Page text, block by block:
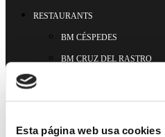
Esta página web usa cookies
RESTAURANTS
BM CÉSPEDES
BM CRUZ DEL RASTRO
BM CORREGIDOR